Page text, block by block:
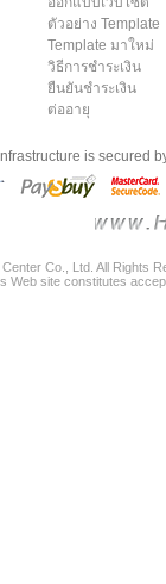
ตัวอย่าง Template
Template มาใหม่
วิธีการชำระเงิน
ยืนยันชำระเงิน
ต่ออายุ
is secured
Co., Ltd. All Rights
Web site constitutes